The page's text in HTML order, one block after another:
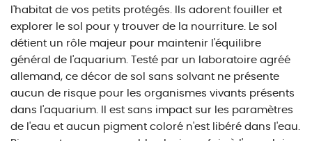
l'habitat de vos petits protégés. Ils adorent fouiller et
explorer le sol pour y trouver de la nourriture. Le sol
détient un rôle majeur pour maintenir l'équilibre
général de l'aquarium. Testé par un laboratoire agréé
allemand, ce décor de sol sans solvant ne présente
aucun de risque pour les organismes vivants présents
dans l'aquarium. Il est sans impact sur les paramètres
de l'eau et aucun pigment coloré n'est libéré dans l'eau.